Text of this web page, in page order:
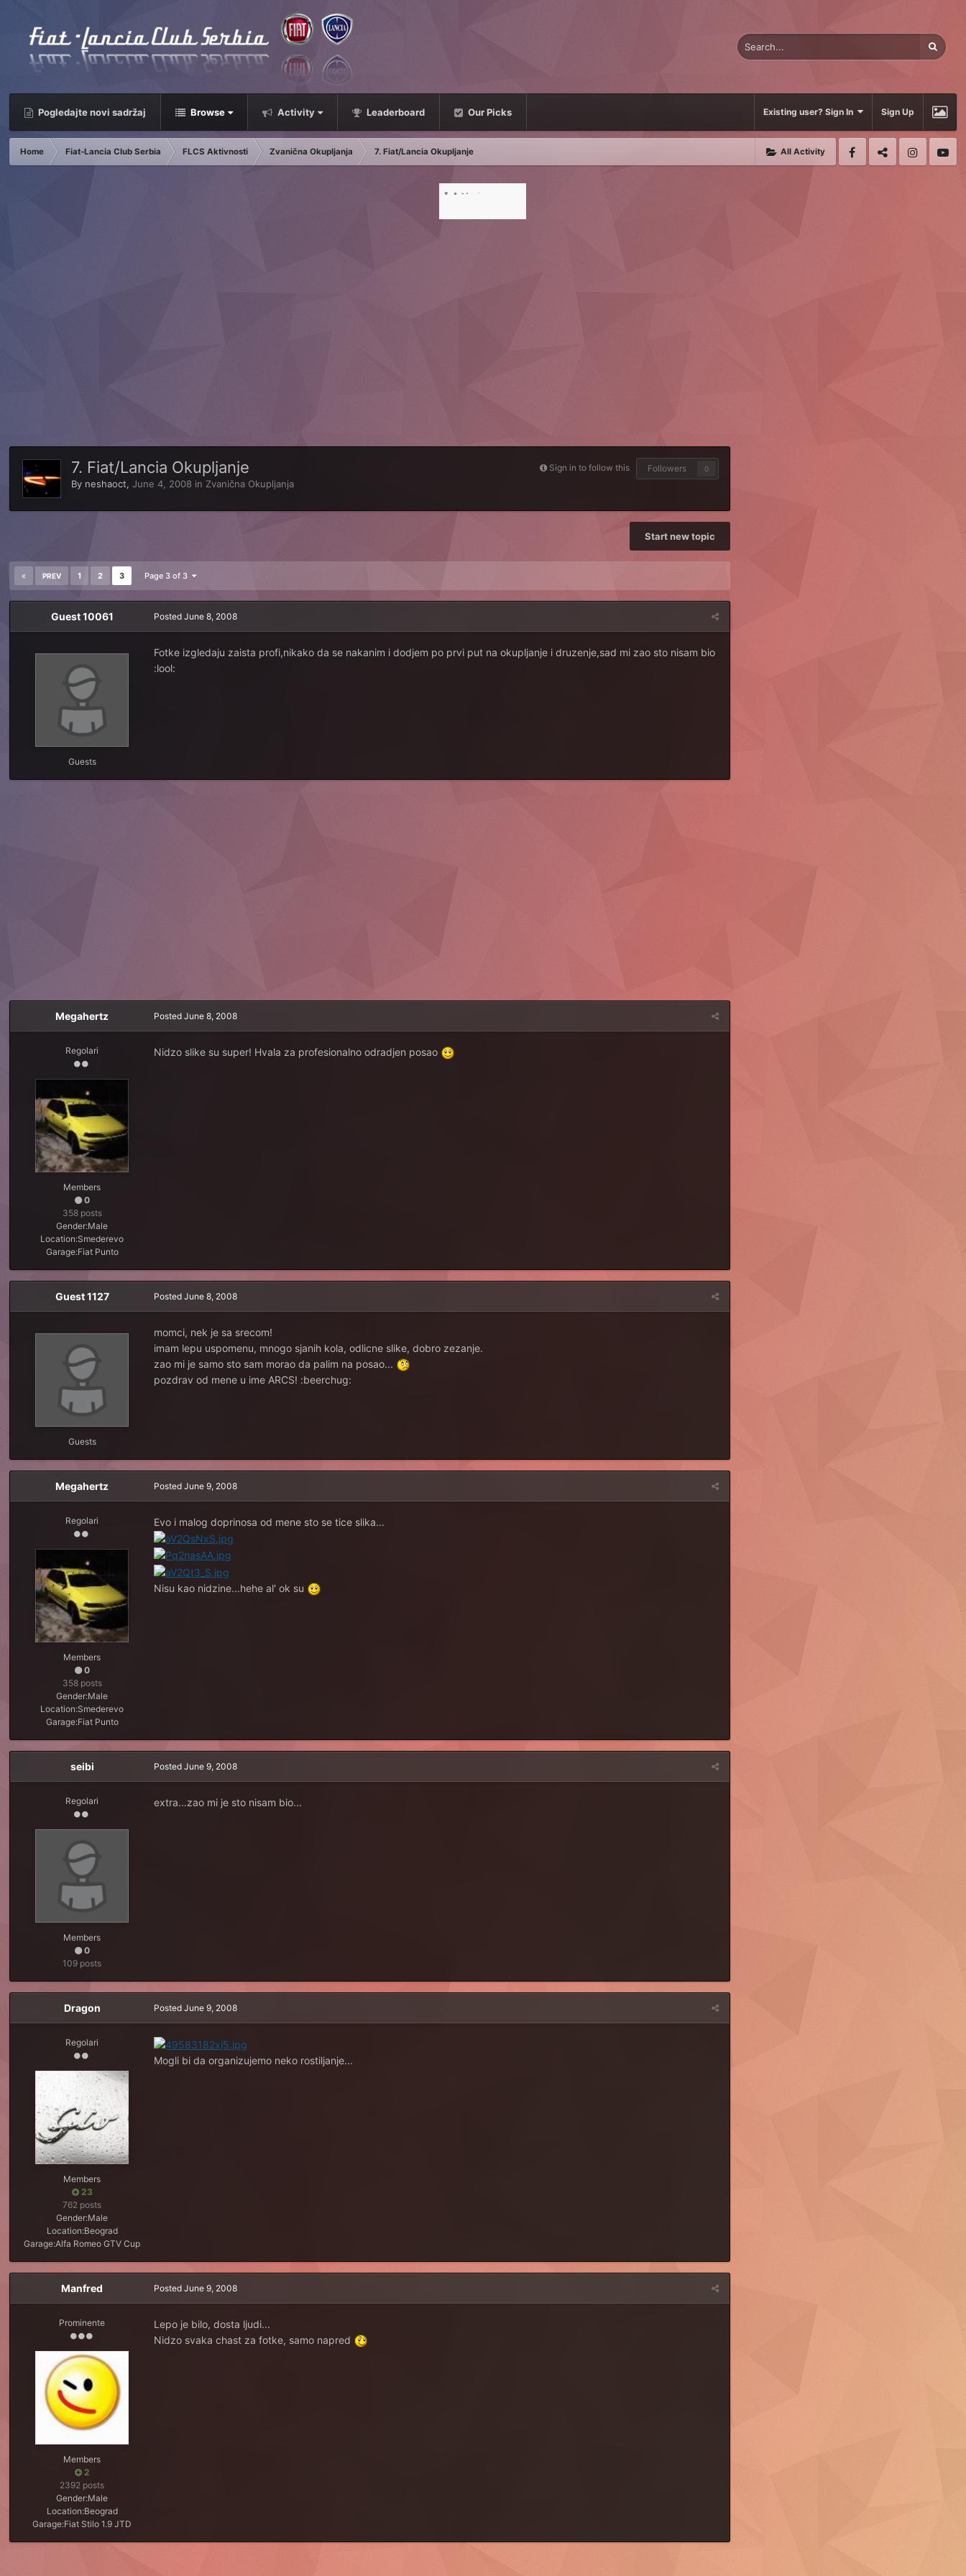
Pogledajte novi sadržaj Browse Activity Leaderboard Our Picks Existing user? Sign In Sign Up
All Activity
Home Fiat-Lancia Club Serbia FLCS Aktivnosti Zvanična Okupljanja 7. Fiat/Lancia Okupljanje
Sign in to follow this Followers 0
7. Fiat/Lancia Okupljanje
By neshaoct,June 4, 2008 in Zvanična Okupljanja
Start new topic
PREV 1 2 3 Page 3 of 3
Guest 10061
Guests
PostedJune 8, 2008
Fotke izgledaju zaista profi,nikako da se nakanim i dodjem po prvi put na okupljanje i druzenje,sad mi zao sto nisam bio
:lool:
Megahertz
Regolari
Members
0
358 posts
Gender:Male
Location:Smederevo
Garage:Fiat Punto
PostedJune 8, 2008
Nidzo slike su super! Hvala za profesionalno odradjen posao
Guest 1127
Guests
PostedJune 8, 2008
momci, nek je sa srecom!
imam lepu uspomenu, mnogo sjanih kola, odlicne slike, dobro zezanje.
zao mi je samo sto sam morao da palim na posao...
pozdrav od mene u ime ARCS! :beerchug:
Megahertz
Regolari
Members
0
358 posts
Gender:Male
Location:Smederevo
Garage:Fiat Punto
PostedJune 9, 2008
Evo i malog doprinosa od mene sto se tice slika...
Nisu kao nidzine...hehe al' ok su
seibi
Regolari
Members
0
109 posts
PostedJune 9, 2008
extra...zao mi je sto nisam bio...
Dragon
Regolari
Members
23
762 posts
Gender:Male
Location:Beograd
Garage:Alfa Romeo GTV Cup
PostedJune 9, 2008
Mogli bi da organizujemo neko rostiljanje...
Manfred
Prominente
Members
2
2392 posts
Gender:Male
Location:Beograd
Garage:Fiat Stilo 1.9 JTD
PostedJune 9, 2008
Lepo je bilo, dosta ljudi...
Nidzo svaka chast za fotke, samo napred